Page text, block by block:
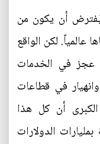
يُفترض أن يكون من
عالمياً. لكن الواقع
عجز في الخدمات
في قطاعات
الكبرى أن كل هذا
الدولارات